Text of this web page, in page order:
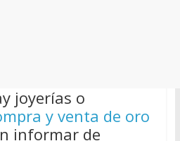
joyerías o
y venta de oro
informar de